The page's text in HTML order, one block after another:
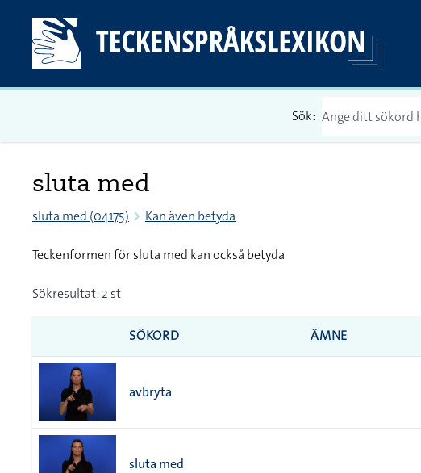
Sök:
sluta med
sluta med (04175) Kan även betyda
Teckenformen för sluta med kan också betyda
Sökresultat: 2 st
SÖKORD ÄMNE
avbryta
sluta med